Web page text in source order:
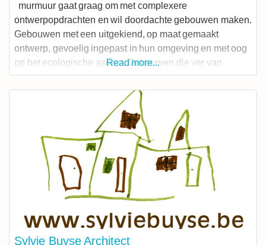
murmuur gaat graag om met complexere
ontwerpopdrachten en wil doordachte gebouwen maken.
Gebouwen met een uitgekiend, op maat gemaakt
ontwerp, gevoelig ingepast in hun omgeving en met oog
op het ecologische aspect. Gebouwen die ver van
schreeuwerig willen zijn, maar eerder fluisterend
(murmurer) een zekere poëtische weerstand trachten te
bieden aan de werkelijkheid. Intussen heeft murmuur
Read more...
Sylvie Buyse Architect